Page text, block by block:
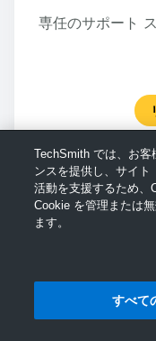
専任のサポート
TechSmith では、お
ンスを提供し、サイ
活動を支援するため、
Cookie を管理または
ます。
すべて